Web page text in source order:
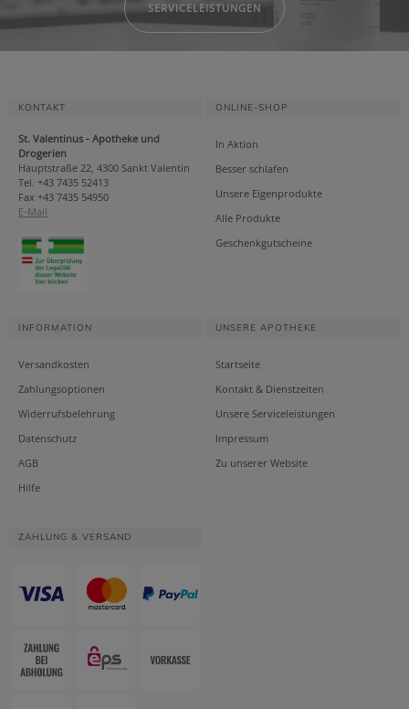
SERVICELEISTUNGEN
KONTAKT
St. Valentinus - Apotheke und
Drogerien
Hauptstraße 22, 4300 Sankt Valentin
Tel. +43 7435 52413
Fax +43 7435 54950
E-Mail
ONLINE-SHOP
In Aktion
Besser schlafen
Unsere Eigenprodukte
Alle Produkte
Geschenkgutscheine
INFORMATION
Versandkosten
Zahlungsoptionen
Widerrufsbelehrung
Datenschutz
AGB
Hilfe
UNSERE APOTHEKE
Startseite
Kontakt & Dienstzeiten
Unsere Serviceleistungen
Impressum
Zu unserer Website
ZAHLUNG & VERSAND